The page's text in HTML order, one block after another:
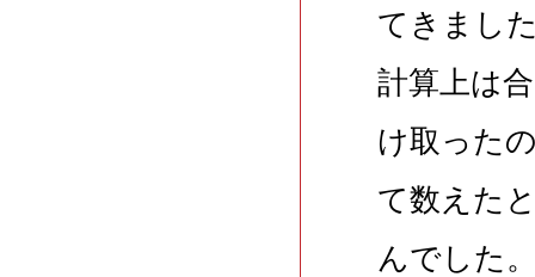
てきまし
計算上は
け取った
て数えた
んでした